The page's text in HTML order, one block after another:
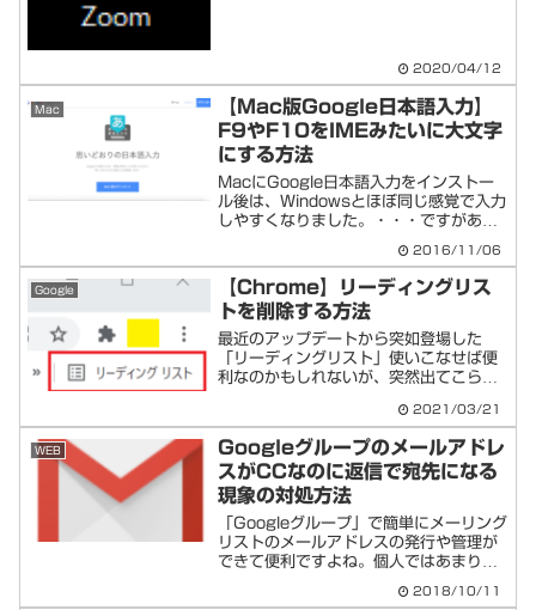
2020/04/12
Mac
【Mac版Google日本語入力】
F9やF10をIMEみたいに大文字
にする方法
MacにGoogle日本語入力をインストー
ル後は、Windowsとほぼ同じ感覚で入力
しやすくなりました。・・・ですがあと
字の入力をするときに、Windowsの場
合、とりあえずひらがなで打ち込んで、
Ｆ９やＦ...
2016/11/06
Google
【Chrome】リーディングリス
トを削除する方法
最近のアップデートから突如登場した
「リーディングリスト」使いこなせば便
利なのかもしれないが、突然出てこられ
ない？非表示にする方法はあるのか？わ
りと簡単にできます、ただ通常の設定で
はないところでオンオフがで...
2021/03/21
WEB
Googleグループのメールアドレ
スがCCなのに返信で宛先になる
現象の対処方法
「Googleグループ」で簡単にメーリング
リストのメールアドレスの発行や管理が
できて便利ですよね。個人ではあまり使
Gsuite（旧GoogleAps）でGoogleグル
2018/10/11